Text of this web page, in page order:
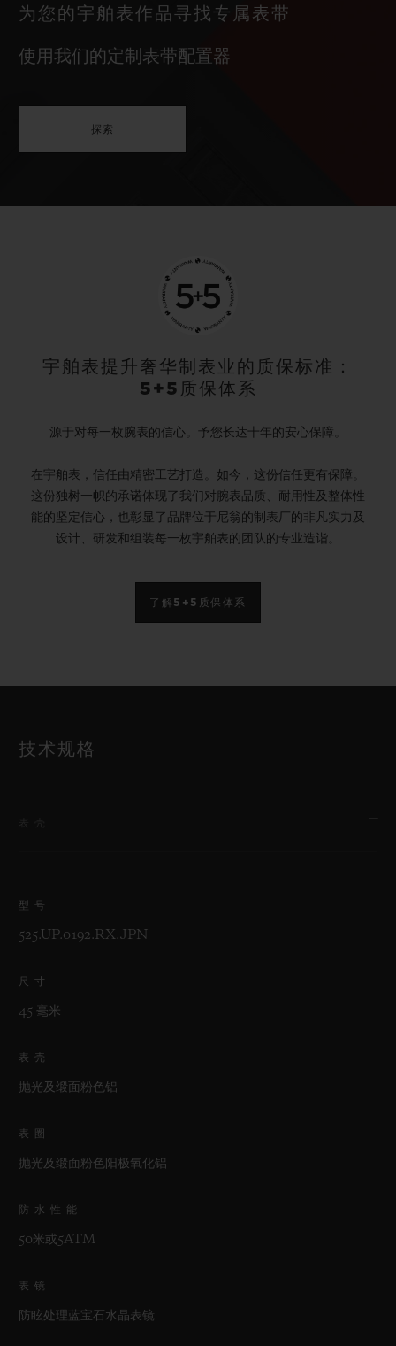
为您的宇舶表作品寻找专属表带
使用我们的定制表带配置器
探索
宇舶表提升奢华制表业的质保标准：
5+5质保体系
源于对每一枚腕表的信心。予您长达十年的安心保障。
在宇舶表，信任由精密工艺打造。如今，这份信任更有保障。
这份独树一帜的承诺体现了我们对腕表品质、耐用性及整体性
能的坚定信心，也彰显了品牌位于尼翁的制表厂的非凡实力及
设计、研发和组装每一枚宇舶表的团队的专业造诣。
了解5+5质保体系
技术规格
型号
525.UP.0192.RX.JPN
尺寸
45 毫米
表壳
抛光及缎面粉色铝
表圈
抛光及缎面粉色阳极氧化铝
防水性能
50米或5ATM
表镜
防眩处理蓝宝石水晶表镜